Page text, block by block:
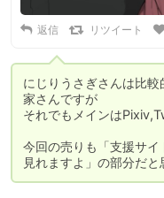
返信 リツイート
にじりうさぎさんは比
家さんですが
それでもメインは
今回の売りも「支援サ
見れますよ」の部分だと